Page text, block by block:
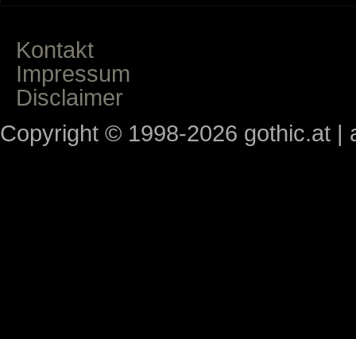
Kontakt
Impressum
Disclaimer
Copyright © 1998-2026 gothic.at |